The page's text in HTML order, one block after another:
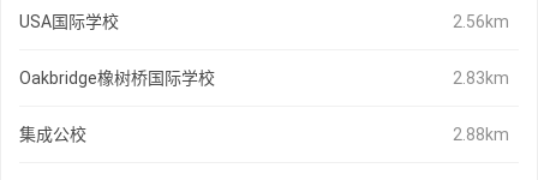
USA国际学校 2.56km
Oakbridge橡树桥国际学校 2.83km
集成公校 2.88km